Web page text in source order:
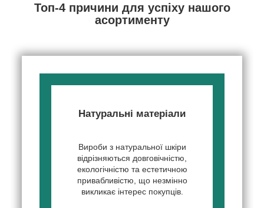
Топ-4 причини для успіху нашого
асортименту
Натуральні матеріали
Вироби з натуральної шкіри
відрізняються довговічністю,
екологічністю та естетичною
привабливістю, що незмінно
викликає інтерес покупців.